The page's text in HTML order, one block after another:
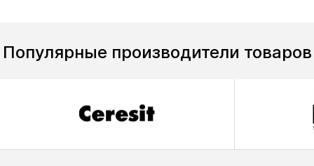
Популярные производители товаров